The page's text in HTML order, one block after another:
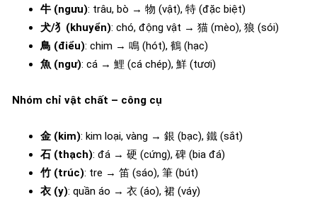
牛 (ngưu): trâu, bò → 物 (vật), 特 (đặc biệt)
犬/犭(khuyển): chó, động vật → 猫 (mèo), 狼 (sói)
鳥 (điểu): chim → 鳴 (hót), 鶴 (hạc)
魚 (ngư): cá → 鯉 (cá chép), 鮮 (tươi)
Nhóm chỉ vật chất – công cụ
金 (kim): kim loại, vàng → 銀 (bạc), 鐵 (sắt)
石 (thạch): đá → 硬 (cứng), 碑 (bia đá)
竹 (trúc): tre → 笛 (sáo), 筆 (bút)
衣 (y): quần áo → 衣 (áo), 裙 (váy)